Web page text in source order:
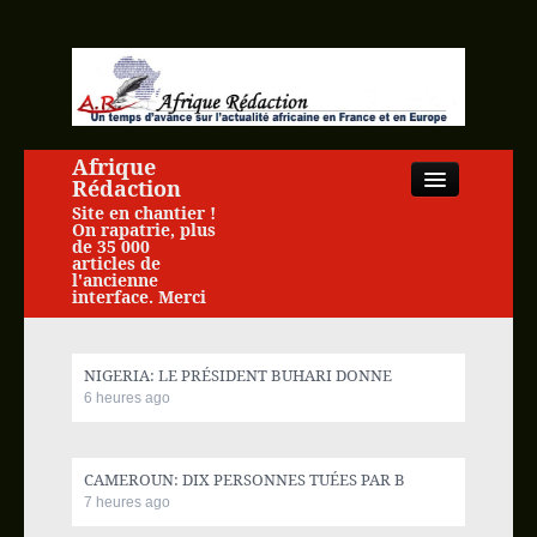
Afrique
Rédaction
Site en chantier !
On rapatrie, plus
de 35 000
articles de
l'ancienne
interface. Merci
Actualité africaine
NIGERIA: LE PRÉSIDENT BUHARI DONNE
6 heures ago
CAMEROUN: DIX PERSONNES TUÉES PAR B
7 heures ago